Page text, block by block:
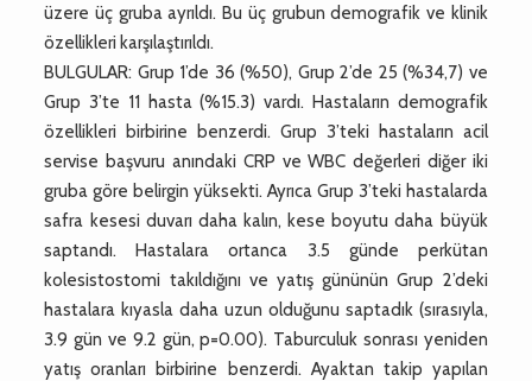
üzere üç gruba ayrıldı. Bu üç grubun demografik ve klinik
özellikleri karşılaştırıldı.
BULGULAR: Grup 1’de 36 (%50), Grup 2’de 25 (%34,7) ve
Grup 3’te 11 hasta (%15.3) vardı. Hastaların demografik
özellikleri birbirine benzerdi. Grup 3’teki hastaların acil
servise başvuru anındaki CRP ve WBC değerleri diğer iki
gruba göre belirgin yüksekti. Ayrıca Grup 3’teki hastalarda
safra kesesi duvarı daha kalın, kese boyutu daha büyük
saptandı. Hastalara ortanca 3.5 günde perkütan
kolesistostomi takıldığını ve yatış gününün Grup 2’deki
hastalara kıyasla daha uzun olduğunu saptadık (sırasıyla,
3.9 gün ve 9.2 gün, p=0.00). Taburculuk sonrası yeniden
yatış oranları birbirine benzerdi. Ayaktan takip yapılan